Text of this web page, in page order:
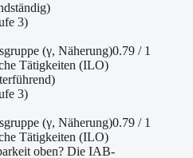
3)
(γ, Näherung)0.79 / 1
Tätigkeiten (ILO)
3)
(γ, Näherung)0.79 / 1
Tätigkeiten (ILO)
oben? Die IAB-